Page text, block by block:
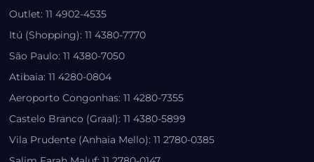
Outlet: 11 4902-4535
Itú (Shopping): 11 4380-7770
São Paulo: 11 4380-7050
Atibaia: 11 4280-0804
Aeroporto Congonhas: 11 4280-7355
Castelo Branco (Graal): 11 4380-5899
Vila Prudente (Anhaia Mello): 11 2780-0385